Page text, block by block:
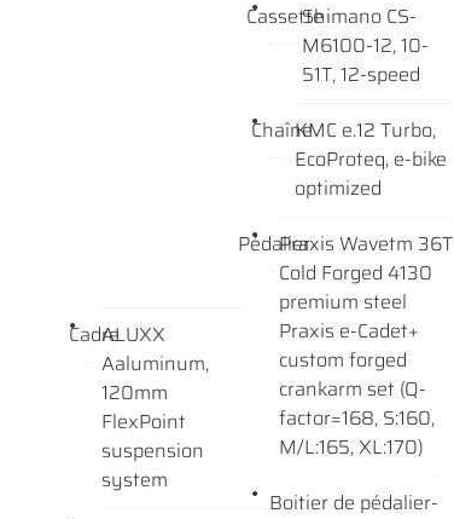
CadreALUXX
Aaluminum,
120mm
FlexPoint
suspension
system
CassetteShimano CS-
M6100-12, 10-
51T, 12-speed
ChaîneKMC e.12 Turbo,
EcoProteq, e-bike
optimized
PédalierPraxis Wavetm 36T
Cold Forged 4130
premium steel
Praxis e-Cadet+
custom forged
crankarm set (Q-
factor=168, S:160,
M/L:165, XL:170)
Boitier de pédalier-